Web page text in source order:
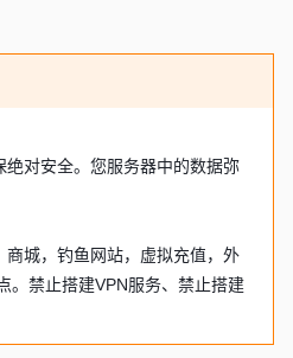
对安全。您服务器中的数据弥
城，钓鱼网站，虚拟充值，外
。禁止搭建VPN服务、禁止搭建